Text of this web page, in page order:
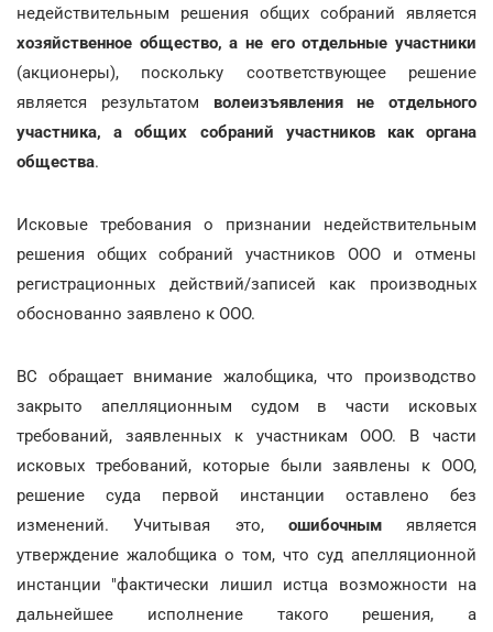
недействительным решения общих собраний является
хозяйственное общество, а не его отдельные участники
(акционеры), поскольку соответствующее решение
является результатом волеизъявления не отдельного
участника, а общих собраний участников как органа
общества.
Исковые требования о признании недействительным
решения общих собраний участников ООО и отмены
регистрационных действий/записей как производных
обоснованно заявлено к ООО.
ВС обращает внимание жалобщика, что производство
закрыто апелляционным судом в части исковых
требований, заявленных к участникам ООО. В части
исковых требований, которые были заявлены к ООО,
решение суда первой инстанции оставлено без
изменений. Учитывая это, ошибочнымявляется
утверждение жалобщика о том, что суд апелляционной
инстанции "фактически лишил истца возможности на
дальнейшее исполнение такого решения, а